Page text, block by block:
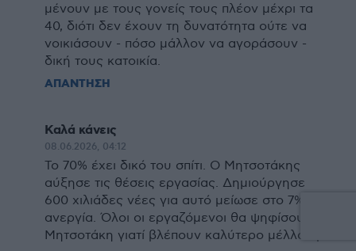
μένουν με τους γονείς τους πλέον μέχρι τα
40, διότι δεν έχουν τη δυνατότητα ούτε να
νοικιάσουν - πόσο μάλλον να αγοράσουν -
δική τους κατοικία.
ΑΠΑΝΤΗΣΗ
Καλά κάνεις
08.06.2026, 04:12
Το 70% έχει δικό του σπίτι. Ο Μητσοτάκης
αύξησε τις θέσεις εργασίας. Δημιούργησε
600 χιλιάδες νέες για αυτό μείωσε στο 7% την
ανεργία. Όλοι οι εργαζόμενοι θα ψηφίσουν
Μητσοτάκη γιατί βλέπουν καλύτερο μέλλον μ